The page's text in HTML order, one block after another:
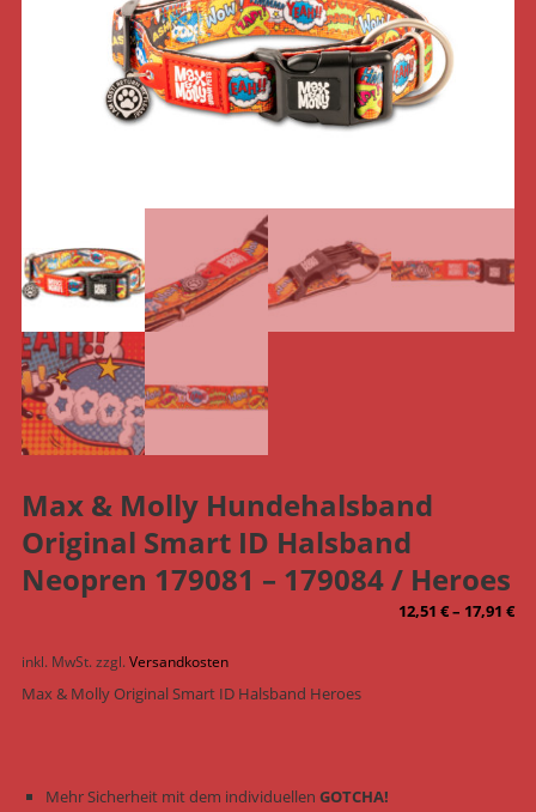
Max & Molly Hundehalsband
Original Smart ID Halsband
Neopren 179081 – 179084 / Heroes
12,51€– 17,91€
inkl. MwSt. zzgl. Versandkosten
Max & Molly Original Smart ID Halsband Heroes
Mehr Sicherheit mit dem individuellen GOTCHA!